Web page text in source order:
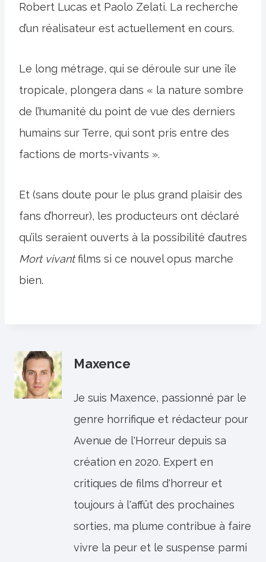
Robert Lucas et Paolo Zelati. La recherche
d’un réalisateur est actuellement en cours.
Le long métrage, qui se déroule sur une île
tropicale, plongera dans « la nature sombre
de l’humanité du point de vue des derniers
humains sur Terre, qui sont pris entre des
factions de morts-vivants ».
Et (sans doute pour le plus grand plaisir des
fans d’horreur), les producteurs ont déclaré
qu’ils seraient ouverts à la possibilité d’autres
Mort vivantfilms si ce nouvel opus marche
bien.
Maxence
Je suis Maxence, passionné par le
genre horrifique et rédacteur pour
Avenue de l'Horreur depuis sa
création en 2020. Expert en
critiques de films d'horreur et
toujours à l'affût des prochaines
sorties, ma plume contribue à faire
vivre la peur et le suspense parmi